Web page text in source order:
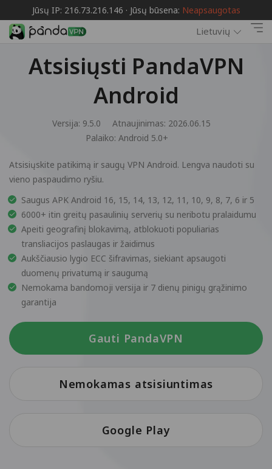
Jūsų IP: 216.73.216.146 · Jūsų būsena: Neapsaugotas
Lietuvių
Atsisiųsti PandaVPN
Android
Versija: 9.5.0
Atnaujinimas: 2026.06.15
Palaiko: Android 5.0+
Atsisiųskite patikimą ir saugų VPN Android. Lengva naudoti su
vieno paspaudimo ryšiu.
Saugus APK Android 16, 15, 14, 13, 12, 11, 10, 9, 8, 7, 6 ir 5
6000+ itin greitų pasaulinių serverių su neribotu pralaidumu
Apeiti geografinį blokavimą, atblokuoti populiarias
transliacijos paslaugas ir žaidimus
Aukščiausio lygio ECC šifravimas, siekiant apsaugoti
duomenų privatumą ir saugumą
Nemokama bandomoji versija ir 7 dienų pinigų grąžinimo
garantija
Gauti PandaVPN
Nemokamas atsisiuntimas
Google Play